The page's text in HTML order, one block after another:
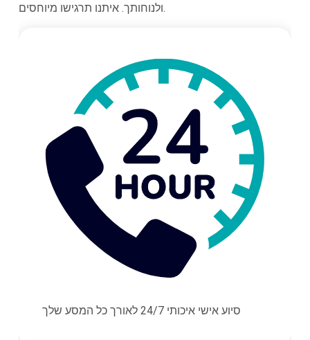
ולנוחותך. איתנו תרגישו מיוחסים.
סיוע אישי איכותי 24/7 לאורך כל המסע שלך